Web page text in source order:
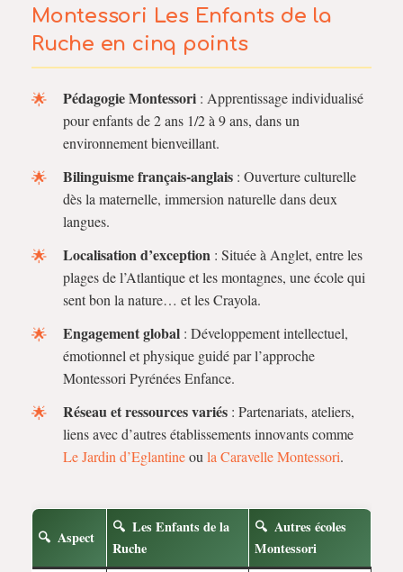
Montessori Les Enfants de la
Ruche en cinq points
Pédagogie Montessori : Apprentissage individualisé
pour enfants de 2 ans 1/2 à 9 ans, dans un
environnement bienveillant.
Bilinguisme français-anglais : Ouverture culturelle
dès la maternelle, immersion naturelle dans deux
langues.
Localisation d’exception : Située à Anglet, entre les
plages de l’Atlantique et les montagnes, une école qui
sent bon la nature… et les Crayola.
Engagement global : Développement intellectuel,
émotionnel et physique guidé par l’approche
Montessori Pyrénées Enfance.
Réseau et ressources variés : Partenariats, ateliers,
liens avec d’autres établissements innovants comme
Le Jardin d’Eglantineou la Caravelle Montessori.
Aspect
Les Enfants de la
Ruche
Autres écoles
Montessori